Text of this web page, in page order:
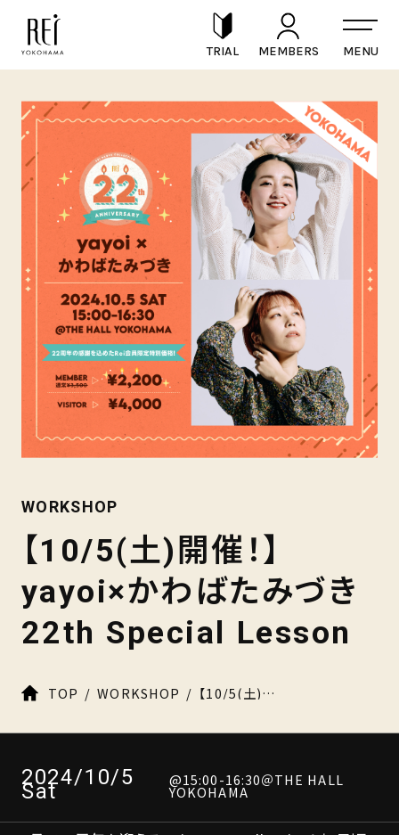
TRIAL MEMBERS
WORKSHOP
【10/5(土)開催！】
yayoi×かわばたみづき
22th Special Lesson
TOP WORKSHOP 【10/5(土)開催！】yayoi×かわばたみづき 22th Special Lesson
2024/10/5
Sat @15:00-16:30＠THE HALL
YOKOHAMA